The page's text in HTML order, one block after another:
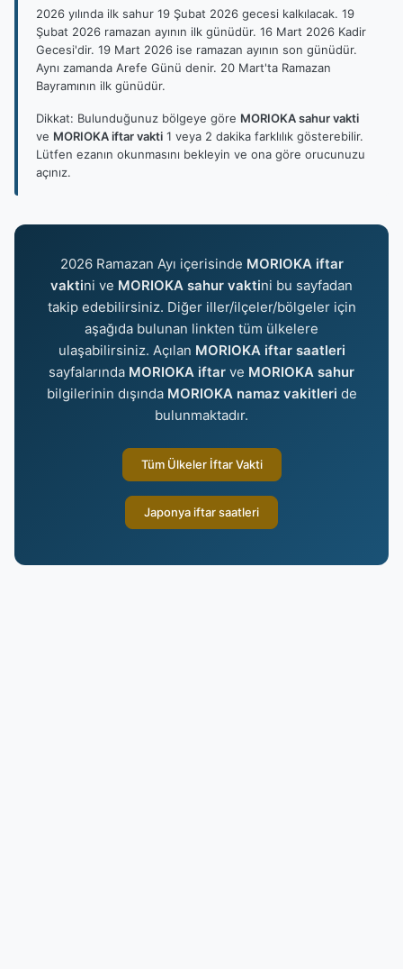
2026 yılında ilk sahur 19 Şubat 2026 gecesi kalkılacak. 19
Şubat 2026 ramazan ayının ilk günüdür. 16 Mart 2026 Kadir
Gecesi'dir. 19 Mart 2026 ise ramazan ayının son günüdür.
Aynı zamanda Arefe Günü denir. 20 Mart'ta Ramazan
Bayramının ilk günüdür.
Dikkat: Bulunduğunuz bölgeye göre MORIOKA sahur vakti
ve MORIOKA iftar vakti 1 veya 2 dakika farklılık gösterebilir.
Lütfen ezanın okunmasını bekleyin ve ona göre orucunuzu
açınız.
2026 Ramazan Ayı içerisinde MORIOKA iftar
vaktini ve MORIOKA sahur vaktini bu sayfadan
takip edebilirsiniz. Diğer iller/ilçeler/bölgeler için
aşağıda bulunan linkten tüm ülkelere
ulaşabilirsiniz. Açılan MORIOKA iftar saatleri
sayfalarında MORIOKA iftar ve MORIOKA sahur
bilgilerinin dışında MORIOKA namaz vakitleri de
bulunmaktadır.
Tüm Ülkeler İftar Vakti
Japonya iftar saatleri